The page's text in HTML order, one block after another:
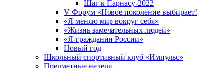
Шаг к Парнасу-2022
V Форум «Новое поколение выбирает!
«Я меняю мир вокруг себя»
«Жизнь замечательных людей»
«Я-гражданин России»
Новый год
Школьный спортивный клуб «Импульс»
Предметные недели